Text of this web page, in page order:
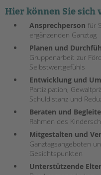
BETREUTES WOHNEN
TANDEM BTL AKADEMIE
Zertfikatskurse
Seminarkalender
Seminarräume
STADTTEILARBEIT
PROFIL | LEITBILD
Bereiche im Überblick
Kinder- und Jugendschutz
Hier können Sie
Ansprechperson für
ergänzenden Ganztag
Planen und
Gruppenarbeit zur
Selbstwertgefühls
Entwicklung und
Partizipation,
Schuldistanz und
Beraten und
Rahmen des
Mitgestalten und
Ganztagsangeboten
Gesichtspunkten
Unterstützende